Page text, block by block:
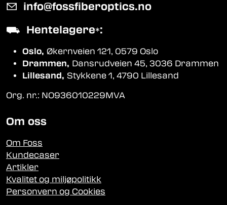
✉ info@fossfiberoptics.no
⛟ Hentelagere*:
Oslo, Økernveien 121, 0579 Oslo
Drammen, Dansrudveien 45, 3036 Drammen
Lillesand, Stykkene 1, 4790 Lillesand
Org. nr.: NO936010229MVA
Om oss
Om Foss
Kundecaser
Artikler
Kvalitet og miljøpolitikk
Personvern og Cookies